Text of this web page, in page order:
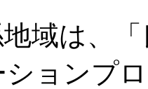
域は、
ョンプ